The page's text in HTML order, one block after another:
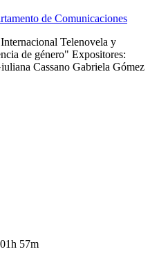
de Comunicaciones
Telenovela y
de género" Expositores:
Cassano Gabriela Gómez
01h 57m